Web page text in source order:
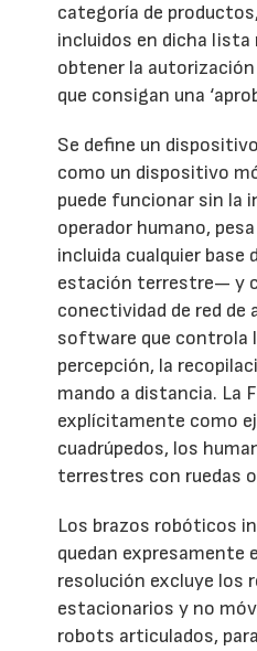
categoría de
incluidos en dicha lista
obtener la autorización
que consigan una
Se define un
como un dispositivo
puede funcionar sin la
operador humano,
incluida cualquier base
estación terrestre— y
conectividad de red de
software que controla
percepción, la
mando a distancia. La
explícitamente como
cuadrúpedos, los
terrestres con ruedas
Los brazos robóticos
quedan expresamente
resolución excluye los
estacionarios y no
robots articulados,